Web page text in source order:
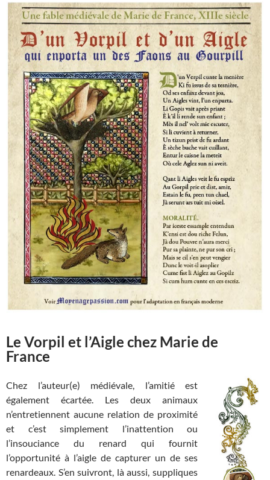
Le Vorpil et l’Aigle chez Marie de
France
Chez l’auteur(e) médiévale, l’amitié est
également écartée. Les deux animaux
n’entretiennent aucune relation de proximité
et c’est simplement l’inattention ou
l’insouciance du renard qui fournit
l’opportunité à l’aigle de capturer un de ses
renardeaux. S’en suivront, là aussi, suppliques